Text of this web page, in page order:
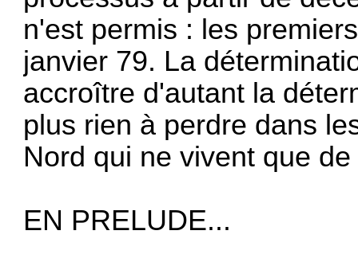
n'est permis : les
janvier 79. La
accroître d'autant la
plus rien à perdre dans
Nord qui ne vivent que
EN PRELUDE...